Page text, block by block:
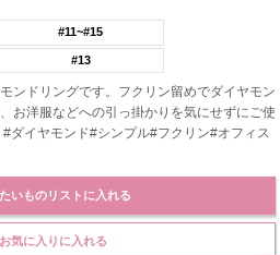
#11~#15
#13
ンドリングです。フクリン留めでダイヤモン
お洋服などへの引っ掛かりを気にせずにご使
ダイヤモンド#シンプル#フクリン#オフィス
いものリストに入れる
お気に入りに入れる